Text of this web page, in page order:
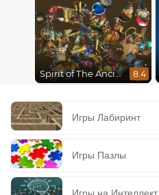
Spirit of The Ancient Forest 8.4
Игры Лабиринт
Игры Пазлы